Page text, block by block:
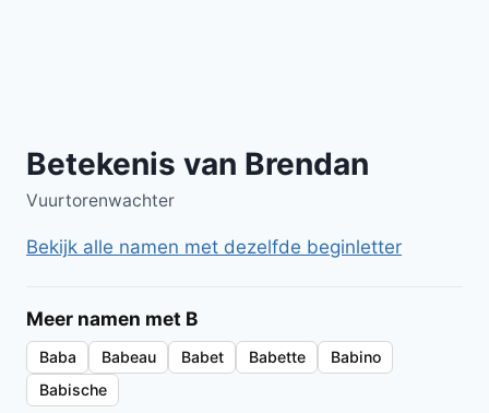
Betekenis van Brendan
Vuurtorenwachter
Bekijk alle namen met dezelfde beginletter
Meer namen met B
Baba Babeau Babet Babette
Babino
Babische